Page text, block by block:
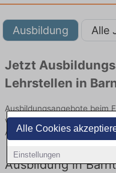
Alle Cookies
Einstellungen
Ausbildung Alle
Jetzt
Lehrstellen in
Ausbildungsangebote beim
von namhaften Firmen.
Arbeitgebern und
Ausbildung in